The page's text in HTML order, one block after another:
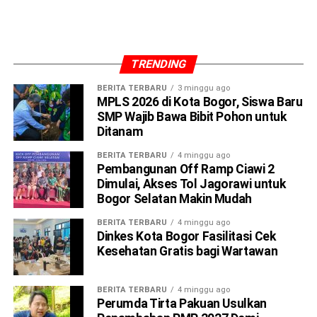
dalam waktu 163 hari kalender. Namun masyarakat
berharap pengerjaan bisa selesai lebih cepat dari target
yang ditentukan.
Menurut Ugen, dukungan terhadap pembangunan trase
baru Batutulis tidak hanya datang dari warga Kota Bogor,
tetapi juga masyarakat Kabupaten Bogor yang kerap
“Alhamdulillah harapan masyarakat cepat tercapai, proyek
TRENDING
BERITA TERBARU 3 minggu ago
MPLS 2026 di Kota Bogor, Siswa Baru
SMP Wajib Bawa Bibit Pohon untuk
Ditanam
BERITA TERBARU 4 minggu ago
Pembangunan Off Ramp Ciawi 2
Dimulai, Akses Tol Jagorawi untuk
Bogor Selatan Makin Mudah
BERITA TERBARU 4 minggu ago
Dinkes Kota Bogor Fasilitasi Cek
Kesehatan Gratis bagi Wartawan
BERITA TERBARU 4 minggu ago
Perumda Tirta Pakuan Usulkan